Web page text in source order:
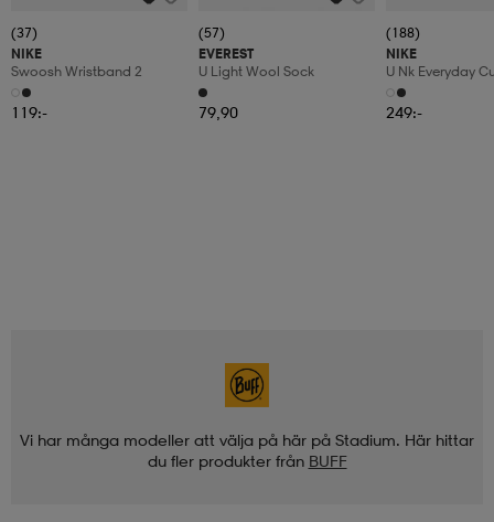
(37)
NIKE
Swoosh Wristband 2
119:-
(57)
EVEREST
U Light Wool Sock
79,90
(188)
NIKE
U Nk Everyday
6pr-Bd
249:-
Vi har många modeller att välja på här på Stadium. Här hittar
du fler produkter från BUFF